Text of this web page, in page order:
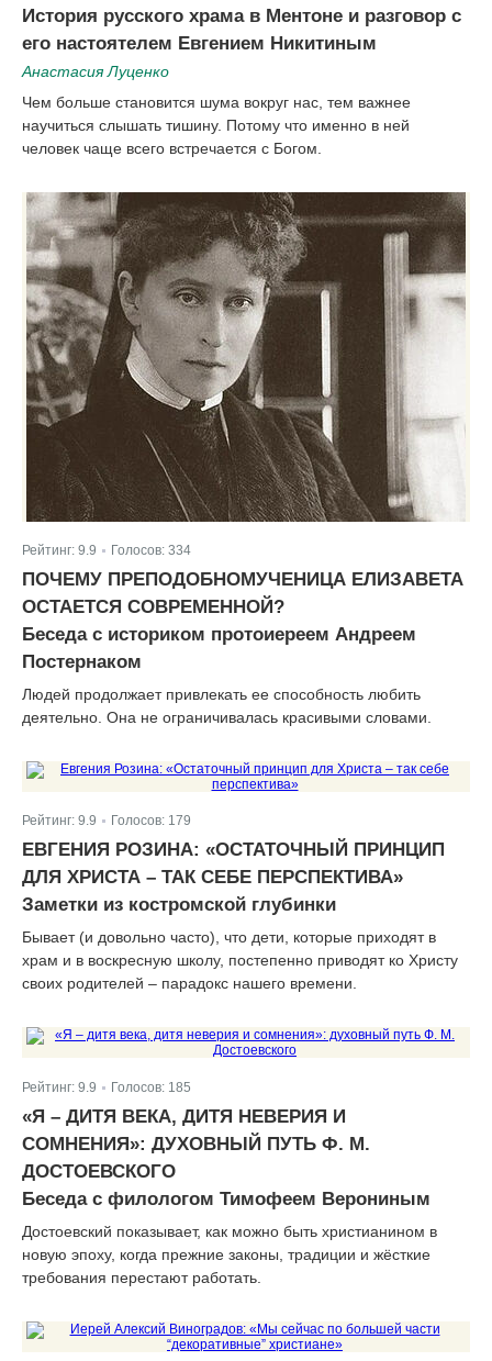
История русского храма в Ментоне и разговор с
его настоятелем Евгением Никитиным
Анастасия Луценко
Чем больше становится шума вокруг нас, тем важнее
научиться слышать тишину. Потому что именно в ней
человек чаще всего встречается с Богом.
Рейтинг: 9.9 Голосов: 334
ПОЧЕМУ ПРЕПОДОБНОМУЧЕНИЦА ЕЛИЗАВЕТА
ОСТАЕТСЯ СОВРЕМЕННОЙ?
Беседа с историком протоиереем Андреем
Постернаком
Людей продолжает привлекать ее способность любить
деятельно. Она не ограничивалась красивыми словами.
Рейтинг: 9.9 Голосов: 179
ЕВГЕНИЯ РОЗИНА: «ОСТАТОЧНЫЙ ПРИНЦИП
ДЛЯ ХРИСТА – ТАК СЕБЕ ПЕРСПЕКТИВА»
Заметки из костромской глубинки
Бывает (и довольно часто), что дети, которые приходят в
храм и в воскресную школу, постепенно приводят ко Христу
своих родителей – парадокс нашего времени.
Рейтинг: 9.9 Голосов: 185
«Я – ДИТЯ ВЕКА, ДИТЯ НЕВЕРИЯ И
СОМНЕНИЯ»: ДУХОВНЫЙ ПУТЬ Ф. М.
ДОСТОЕВСКОГО
Беседа с филологом Тимофеем Верониным
Достоевский показывает, как можно быть христианином в
новую эпоху, когда прежние законы, традиции и жёсткие
требования перестают работать.